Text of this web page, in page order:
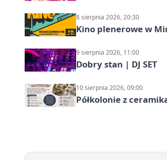
8 sierpnia 2026, 20:30
Kino plenerowe w
9 sierpnia 2026, 11:00
Dobry stan | DJ SET
10 sierpnia 2026, 09:00
Półkolonie z